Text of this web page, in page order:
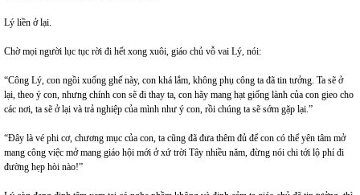
Lý liền ở lại.
Chờ mọi người lục tục rời đi hết xong xuôi, giáo chủ vỗ vai Lý, nói:
“Công Lý, con ngồi xuống ghế này, con khá lắm, không phụ công ta đã tin tưởng. Ta sẽ ở
lại, theo ý con, nhưng chính con sẽ đi thay ta, con hãy mang hạt giống lành của con gieo cho
các nơi, ta sẽ ở lại và trả nghiệp của mình như ý con, rồi chúng ta sẽ sớm gặp lại.”
“Đây là vé phi cơ, chương mục của con, ta cũng đã đưa thêm đủ để con có thể yên tâm mở
mang công việc mở mang giáo hội mới ở xứ trời Tây nhiều năm, đừng nói chi tới lộ phí đi
đường hẹp hòi nào!”